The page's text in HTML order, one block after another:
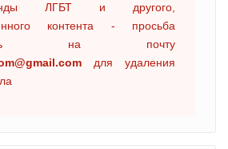
ЛГБТ и другого,
контента - просьба
на почту
для удаления